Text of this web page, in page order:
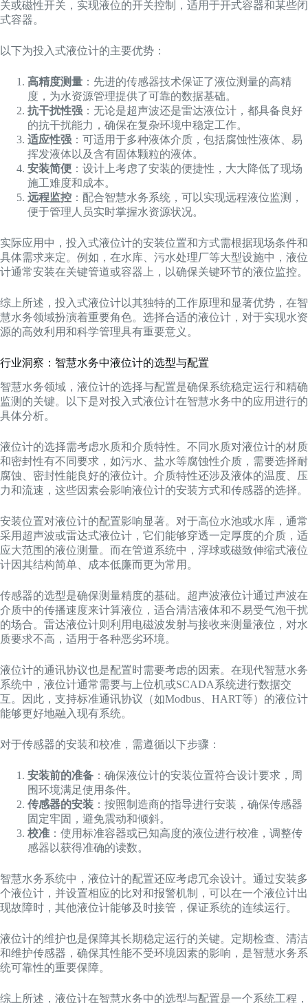
关或磁性开关，实现液位的开关控制，适用于开式容器和某些闭
式容器。
以下为投入式液位计的主要优势：
高精度测量 ：先进的传感器技术保证了液位测量的高精
度，为水资源管理提供了可靠的数据基础。
抗干扰性强 ：无论是超声波还是雷达液位计，都具备良好
的抗干扰能力，确保在复杂环境中稳定工作。
适应性强 ：可适用于多种液体介质，包括腐蚀性液体、易
挥发液体以及含有固体颗粒的液体。
安装简便 ：设计上考虑了安装的便捷性，大大降低了现场
施工难度和成本。
远程监控 ：配合智慧水务系统，可以实现远程液位监测，
便于管理人员实时掌握水资源状况。
实际应用中，投入式液位计的安装位置和方式需根据现场条件和
具体需求来定。例如，在水库、污水处理厂等大型设施中，液位
计通常安装在关键管道或容器上，以确保关键环节的液位监控。
综上所述，投入式液位计以其独特的工作原理和显著优势，在智
慧水务领域扮演着重要角色。选择合适的液位计，对于实现水资
源的高效利用和科学管理具有重要意义。
行业洞察：智慧水务中液位计的选型与配置
智慧水务领域，液位计的选择与配置是确保系统稳定运行和精确
监测的关键。以下是对投入式液位计在智慧水务中的应用进行的
具体分析。
液位计的选择需考虑水质和介质特性。不同水质对液位计的材质
和密封性有不同要求，如污水、盐水等腐蚀性介质，需要选择耐
腐蚀、密封性能良好的液位计。介质特性还涉及液体的温度、压
力和流速，这些因素会影响液位计的安装方式和传感器的选择。
安装位置对液位计的配置影响显著。对于高位水池或水库，通常
采用超声波或雷达式液位计，它们能够穿透一定厚度的介质，适
应大范围的液位测量。而在管道系统中，浮球或磁致伸缩式液位
计因其结构简单、成本低廉而更为常用。
传感器的选型是确保测量精度的基础。超声波液位计通过声波在
介质中的传播速度来计算液位，适合清洁液体和不易受气泡干扰
的场合。雷达液位计则利用电磁波发射与接收来测量液位，对水
质要求不高，适用于各种恶劣环境。
液位计的通讯协议也是配置时需要考虑的因素。在现代智慧水务
系统中，液位计通常需要与上位机或SCADA系统进行数据交
互。因此，支持标准通讯协议（如Modbus、HART等）的液位计
能够更好地融入现有系统。
对于传感器的安装和校准，需遵循以下步骤：
安装前的准备 ：确保液位计的安装位置符合设计要求，周
围环境满足使用条件。
传感器的安装 ：按照制造商的指导进行安装，确保传感器
固定牢固，避免震动和倾斜。
校准 ：使用标准容器或已知高度的液位进行校准，调整传
感器以获得准确的读数。
智慧水务系统中，液位计的配置还应考虑冗余设计。通过安装多
个液位计，并设置相应的比对和报警机制，可以在一个液位计出
现故障时，其他液位计能够及时接管，保证系统的连续运行。
液位计的维护也是保障其长期稳定运行的关键。定期检查、清洁
和维护传感器，确保其性能不受环境因素的影响，是智慧水务系
统可靠性的重要保障。
综上所述，液位计在智慧水务中的选型与配置是一个系统工程，